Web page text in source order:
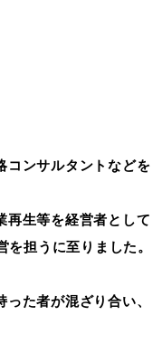
コンサルタントなどを
再生等を経営者として
担うに至りました。
た者が混ざり合い、